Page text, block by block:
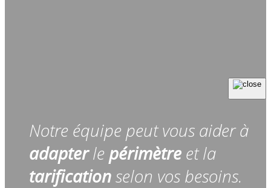
Notre équipe peut vous aider à
adapterle périmètre et la
tarificationselon vos besoins.